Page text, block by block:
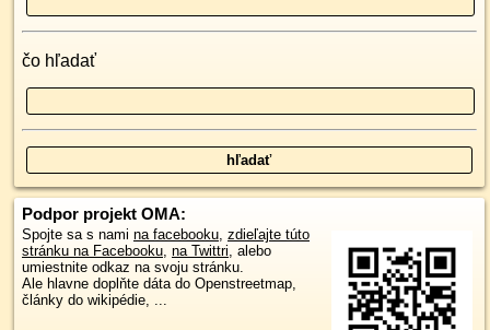
čo hľadať
Podpor projekt OMA:
Spojte sa s nami na facebooku, zdieľajte túto
stránku na Facebooku, na Twittri, alebo
umiestnite odkaz na svoju stránku.
Ale hlavne doplňte dáta do Openstreetmap,
články do wikipédie, ...